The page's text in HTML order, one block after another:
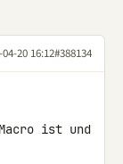
20 16:12#388134
ist und